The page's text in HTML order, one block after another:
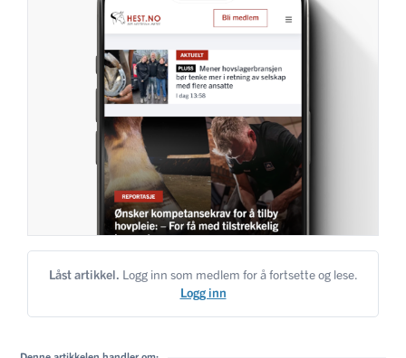
Låst artikkel. Logg inn som medlem for å fortsette og lese.
Logg inn